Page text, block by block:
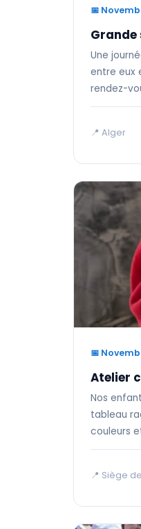
📅
Grande
Une
entre eux
rendez-
📍 Alger
📅
Atelier
Nos
tableau
couleurs
📍 Siège